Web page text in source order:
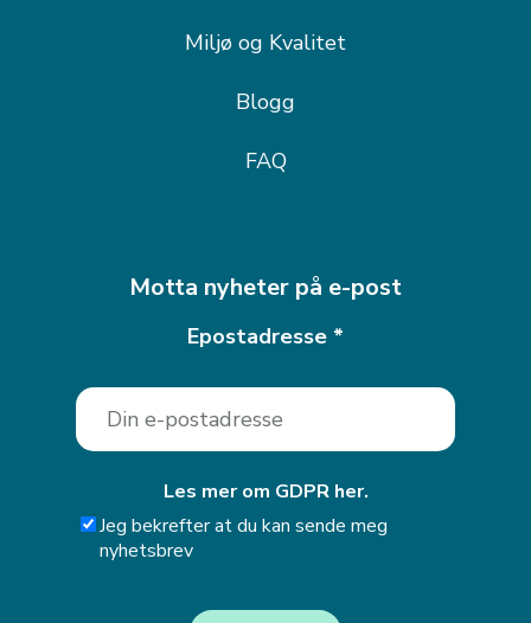
Miljø og Kvalitet
Blogg
FAQ
Motta nyheter på e-post
Epostadresse *
Les mer om GDPR her.
Jeg bekrefter at du kan sende meg
nyhetsbrev